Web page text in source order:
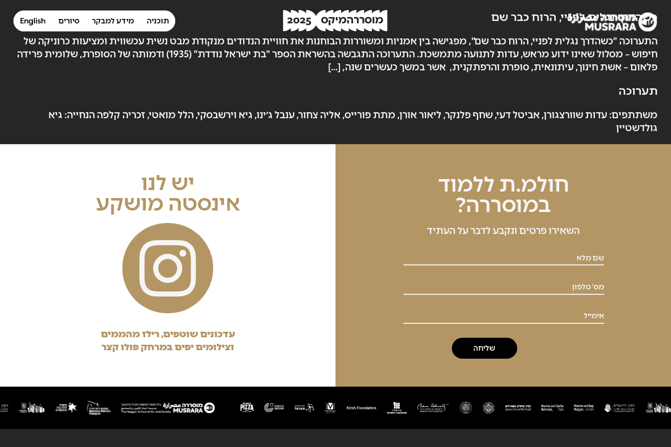
תוכניה מידע למבקר סיורים English כשהדרך נגלית לפניי, הרוח כבר שם
התערוכה "כשהדרך נגלית לפניי, הרוח כבר שם", מפגישה בין אמניות ומשוררות הבוחנות את חוויית הנדודים מנקודת מבט נשית עכשווית ומציעות כרוניקה של
חיפוש – מסלול שאינו ידוע מראש, עדות לתנועה מתמשכת. התערוכה התגבשה בהשראת הספר "בת ישראל נודדת" (1935) ודמותה של הסופרת, שלומית פרידה
פלאום – אשת חינוך, עיתונאית, סופרת והרפתקנית, אשר במשך כעשרים שנה, […]
תערוכה
משתתפים: עדות שוורצגורן, אביטל דעי, שחף פלנקר, ליאור אורן, מתת פורייס, אליה צחור, ענבל ג׳ינו, גיא וירשבסקי, הלל מואטי, זכריה קלפה הנחייה: גיא
גולדשטיין
חולמ.ת ללמוד
במוסררה?
השאירו פרטים ונקבע לדבר על העתיד
שם מלא
מס' טלפון
אימייל
יש לנו
אינסטה מושקע
עדכונים שוטפים, רילז מהממים
וצילומים יפים במרחק פולו קצר